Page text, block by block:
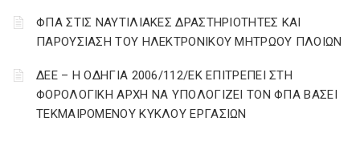
ΦΠΑ ΣΤΙΣ ΝΑΥΤΙΛΙΑΚΕΣ ΔΡΑΣΤΗΡΙΟΤΗΤΕΣ ΚΑΙ
ΠΑΡΟΥΣΙΑΣΗ ΤΟΥ ΗΛΕΚΤΡΟΝΙΚΟΥ ΜΗΤΡΩΟΥ ΠΛΟΙΩΝ
ΔΕΕ – Η ΟΔΗΓΙΑ 2006/112/ΕΚ ΕΠΙΤΡΕΠΕΙ ΣΤΗ
ΦΟΡΟΛΟΓΙΚΗ ΑΡΧΗ ΝΑ ΥΠΟΛΟΓΙΖΕΙ ΤΟΝ ΦΠΑ ΒΑΣΕΙ
ΤΕΚΜΑΙΡΟΜΕΝΟΥ ΚΥΚΛΟΥ ΕΡΓΑΣΙΩΝ